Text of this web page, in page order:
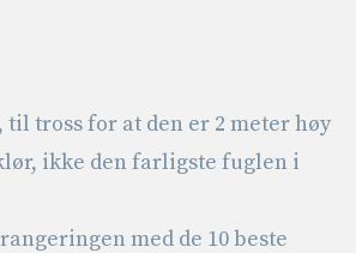
til tross for at den er 2 meter høy
ikke den farligste fuglen i
med de 10 beste